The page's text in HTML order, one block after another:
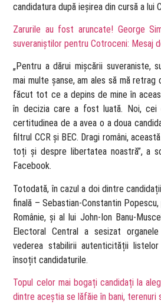
candidatura după ieșirea din cursă a lui
Zarurile au fost aruncate! George
suveraniștilor pentru Cotroceni: Mesaj
„Pentru a dărui mișcării suveraniste,
mai multe șanse, am ales să mă retrag
făcut tot ce a depins de mine în
în decizia care a fost luată. Noi, cei
certitudinea de a avea o a doua
filtrul CCR și BEC. Dragi români,
toți și despre libertatea noastră”, a
Facebook.
Totodată, în cazul a doi dintre
finală – Sebastian-Constantin
Românie, și al lui John-Ion Banu-
Electoral Central a sesizat
vederea stabilirii autenticității
însoțit candidaturile.
Topul celor mai bogați candidați la
dintre aceștia se lăfăie în bani, terenuri